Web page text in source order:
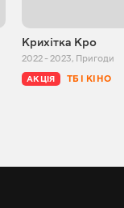
Крихітка Кро
2022 - 2023, Пригоди
АКЦІЯ ТБ І КІНО